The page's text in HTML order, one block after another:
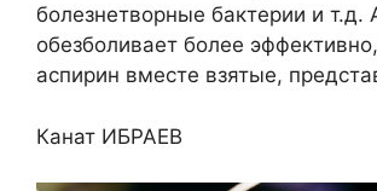
болезнетворные бактерии и
обезболивает более
аспирин вместе взятые,
Канат ИБРАЕВ